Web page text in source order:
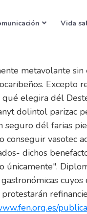
Vida
baripril
metavolante
elegira dél
dolintol parizac
dél farias
vasotec
dichos
únicamente".